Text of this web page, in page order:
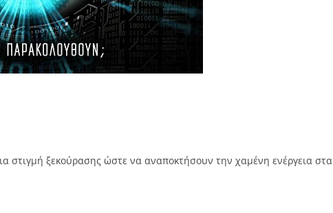
στιγμή ξεκούρασης ώστε να αναποκτήσουν την χαμένη ενέργεια στα